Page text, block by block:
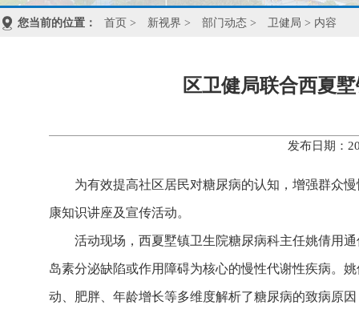
您当前的位置： 首页 > 新视界 > 部门动态 > 卫健局 > 内容
区卫健局联合西夏
发布日期：
为有效提高社区居民对糖尿病的认知，增强群众
康知识讲座及宣传活动。
活动现场，西夏墅镇卫生院糖尿病科主任姚倩用
岛素分泌缺陷或作用障碍为核心的慢性代谢性疾病。
动、肥胖、年龄增长等多维度解析了糖尿病的致病原